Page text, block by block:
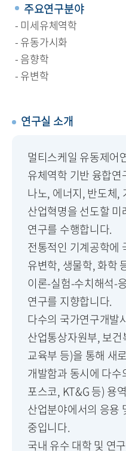
주요연구분야
- 미세유체역학
- 유동가시화
- 음향학
- 유변학
연구실 소개
멀티스케일 유동제어
유체역학 기반 융합
나노, 에너지, 반도체,
산업혁명을 선도할
연구를 수행합니다.
전통적인 기계공학에
유변학, 생물학, 화학
이론-실험-수치해석-
연구를 지향합니다.
다수의 국가연구개발
산업통상자원부, 보
교육부 등)을 통해 새
개발함과 동시에 다수
포스코, KT&G 등) 용
산업분야에서의 응용
중입니다.
국내 유수 대학 및 연